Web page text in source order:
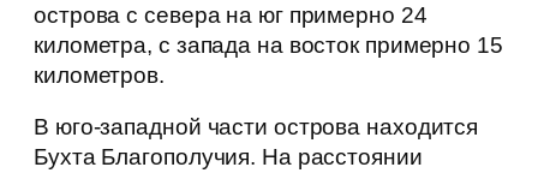
острова с севера на юг примерно 24
километра, с запада на восток примерно 15
километров.
В юго-западной части острова находится
Бухта Благополучия. На расстоянии